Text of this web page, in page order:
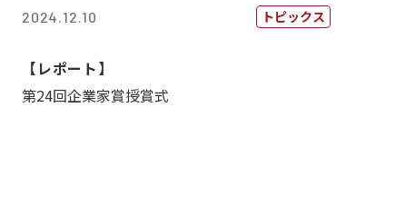
2024.12.10 トピックス
【レポート】
第24回企業家賞授賞式